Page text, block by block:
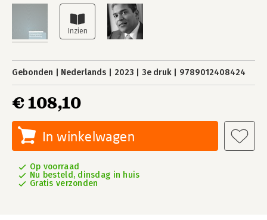
Gebonden Nederlands 2023 3e druk 9789012408424
€ 108,10
In winkelwagen
Op voorraad
Nu besteld, dinsdag in huis
Gratis verzonden